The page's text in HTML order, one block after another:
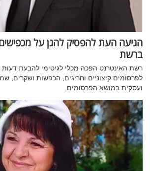
הגיעה העת להפסיק להגן על מכפישים
ברשת
רשת האינטרנט הפכה מכלי לגיטימי להבעת דעות
לפרסומים קיצוניים וחריגים, הכפשות ושקרים,
ועסקית במושא הפרסומים.